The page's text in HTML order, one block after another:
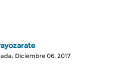
Diciembre 06, 2017